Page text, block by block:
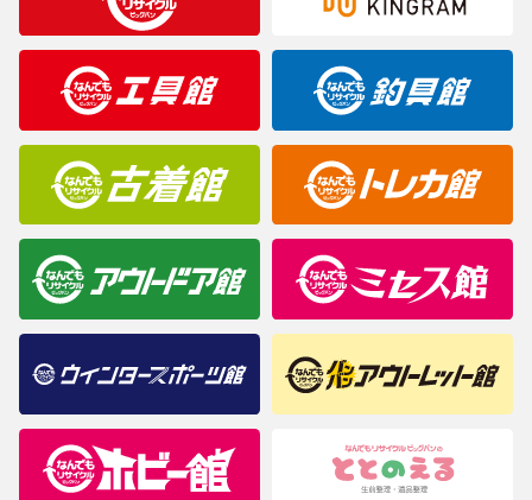
製造元が定めたカラー名と異なることもあります。色調などご不
明なことがありましたらご購入前にお問い合わせください。
商品について